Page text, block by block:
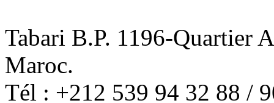
Tabari B.P. 1196-Quartier
Maroc.
Tél : +212 539 94 32 88 /